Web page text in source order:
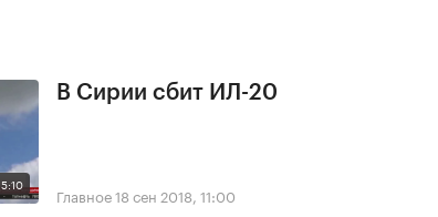
5:10
В Сирии сбит ИЛ-20
Главное18 сен 2018, 11:00